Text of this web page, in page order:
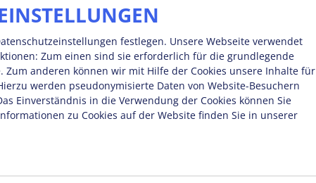
festlegen. Unsere Webseite verwendet
Zum einen sind sie erforderlich für die grundlegende
Zum anderen können wir mit Hilfe der Cookies unsere Inhalte für
werden pseudonymisierte Daten von Website-Besuchern
Einverständnis in die Verwendung der Cookies können Sie
zu Cookies auf der Website finden Sie in unserer